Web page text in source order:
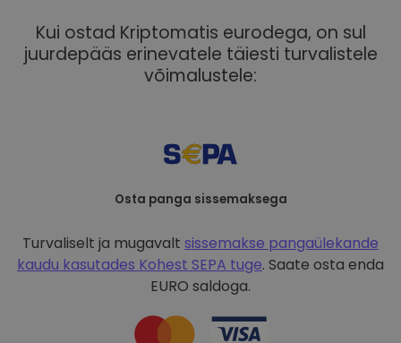
Kui ostad Kriptomatis eurodega, on sul
juurdepääs erinevatele täiesti turvalistele
võimalustele:
Osta panga sissemaksega
Turvaliselt ja mugavalt sissemakse pangaülekande
kaudu kasutades Kohest SEPA tuge. Saate osta enda
EURO saldoga.